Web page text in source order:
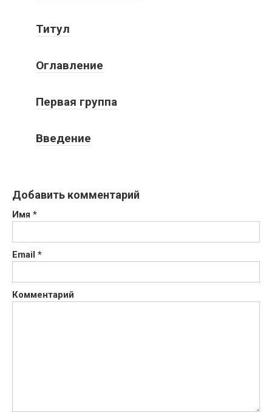
Титул
Оглавление
Первая группа
Введение
Добавить комментарий
Имя *
Email *
Комментарий